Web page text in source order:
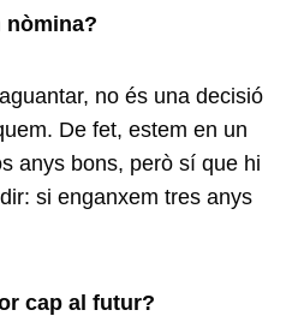
nòmina?
no és una decisió
De fet, estem en un
anys bons, però sí que hi
si enganxem tres anys
cap al futur?